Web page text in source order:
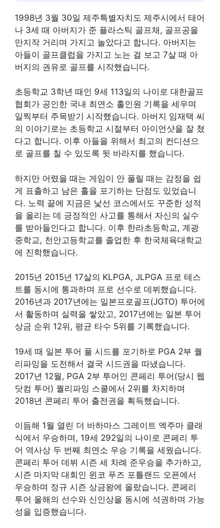
1998년 3월 30일 제주특별자치도 제주시에서 태어
나 3세 때 아버지가 준 플라스틱 골프채, 골프공을
만지작 거리며 가지고 놀았다고 합니다. 아버지는
아들이 골프클럽을 가지고 노는 걸 보고 7살 때 아
버지의 권유로 골프를 시작했습니다.
초등학교 3학년 때인 9세 113일의 나이로 대한골프
협회가 공인한 국내 최연소 홀인원 기록을 세우며
일찍부터 주목받기 시작했습니다. 아버지 임재택 씨
의 이야기로는 초등학교 시절부터 아이언샷을 잘 쳤
다고 합니다. 이후 아들을 위해서 최고의 컨디션으
로 골프를 칠 수 있도록 뒷 바라지를 했습니다.
하지만 어렸을 때는 게임이 안 풀릴 때는 감정을 쉽
게 표출하고 남은 홀을 포기하는 단점도 있었습니
다. 노력 끝에 지금은 낯선 코스에서도 꾸준한 성적
을 올리는 데 긍정적인 사고를 통해서 자신의 실수
를 받아들인다고 합니다. 이후 한라초등학교, 계광
중학교, 천안고등학교를 졸업한 후 한국체육대학교
에 진학했습니다.
2015년 2015년 17살의 KLPGA, JLPGA 프로 테스
트를 동시에 통과하며 프로 선수로 데뷔했습니다.
2016년과 2017년에는 일본프로골프(JGTO) 투어에
서 활동하며 실력을 쌓았고, 2017년에는 일본 투어
상금 순위 12위, 평균 타수 5위를 기록했습니다.
19세 때 일본 투어 풀 시드를 포기하로 PGA 2부 퀄
리파잉을 도전해서 결국 시드권을 따냈습니다.
2017년 12월, PGA 2부 투어인 콘페리 투어(당시 웹
닷컴 투어) 퀄리파잉 스쿨에서 2위를 차지하며
2018년 콘페리 투어 출전권을 획득했습니다.
이듬해 1월 열린 더 바하마스 그레이트 엑주마 클래
식에서 우승하며, 19세 292일의 나이로 콘페리 투
어 역사상 두 번째 최연소 우승 기록을 세웠습니다.
콘페리 투어 데뷔 시즌 세 차례 준우승을 추가하고,
시즌 마지막 대회인 윈코 푸즈 포틀랜드 오픈에서
우승하며 정규 시즌 상금왕에 올랐습니다. 콘페리
투어 올해의 선수와 신인상을 동시에 석권하며 가능
성을 입증했습니다.